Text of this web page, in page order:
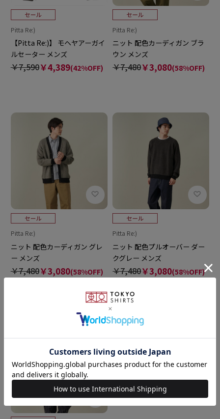
Pitta Re:)
【Pitta Re:)】 モヘヤアーガイ
ルセーター メンズ
￥7,590￥4,389(42%OFF)
Pitta Re:)
ニット 配色カーディガン ブラ
ウン メンズ
￥7,480￥3,080(58%OFF)
Pitta Re:)
ニット 配色カーディガン グレ
ー メンズ
￥7,480￥3,080(58%OFF)
Pitta Re:)
ニット 配色プルオーバー ダー
クグレー メンズ
￥7,480￥3,080(58%OFF)